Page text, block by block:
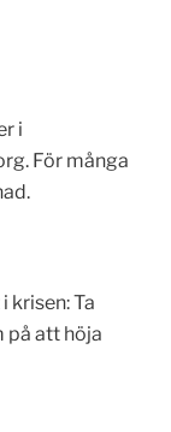
i
För många
krisen: Ta
på att höja